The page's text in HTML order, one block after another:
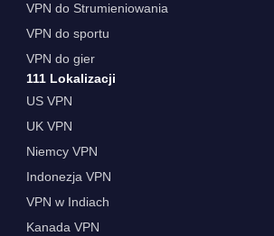
VPN do Strumieniowania
VPN do sportu
VPN do gier
111 Lokalizacji
US VPN
UK VPN
Niemcy VPN
Indonezja VPN
VPN w Indiach
Kanada VPN